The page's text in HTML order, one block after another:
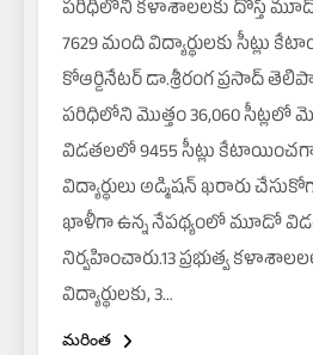
పరిధిలోని కళాశాలలకు దోస్త్
7629 మంది విద్యార్థులకు సీట్లు
కోఆర్డినేటర్ డా.శ్రీరంగ ప్రసాద్
పరిధిలోని మొత్తం 36,060 సీట్లలో
విడతలలో 9455 సీట్లు
విద్యార్థులు అడ్మిషన్ ఖరారు
ఖాళీగా ఉన్న నేపథ్యంలో మూడో
నిర్వహించారు.13 ప్రభుత్వ
విద్యార్థులకు, 3…
మరింత